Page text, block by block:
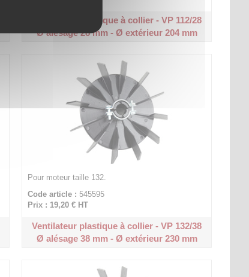
Ventilateur plastique à collier - VP 112/28
Ø alésage 28 mm - Ø extérieur 204 mm
Pour moteur taille 132.
Code article : 545595
Prix : 19,20 € HT
Ventilateur plastique à collier - VP 132/38
Ø alésage 38 mm - Ø extérieur 230 mm